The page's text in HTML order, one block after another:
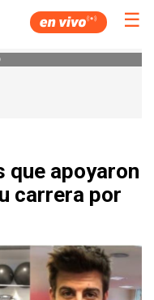
☰
que apoyaron
carrera por